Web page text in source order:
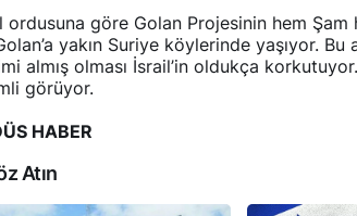
ordusuna göre Golan Projesinin hem
yakın Suriye köylerinde yaşıyor.
almış olması İsrail’in oldukça
görüyor.
HABER
Atın